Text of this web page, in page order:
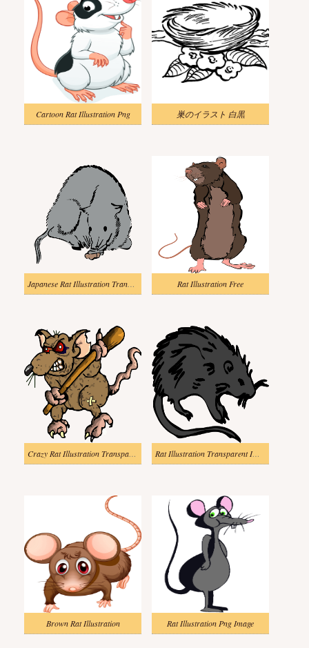
Cartoon Rat Illustration Png 巣のイラスト 白黒
Japanese Rat Illustration Transparent Rat Illustration Free
Crazy Rat Illustration Transparent Rat Illustration Transparent Image
Brown Rat Illustration Rat Illustration Png Image